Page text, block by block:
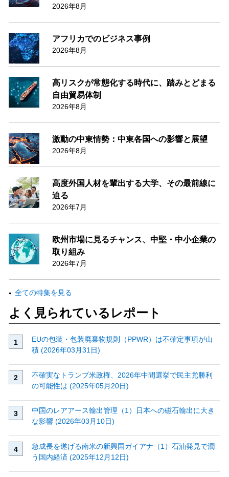
2026年8月
アフリカでのビジネス事例
2026年8月
高リスクが常態化する時代に、踏みとどまる
自由貿易体制
2026年8月
激動の中東情勢：中東各国への影響と展望
2026年8月
高度外国人材を輩出する大学、その最前線に
迫る
2026年7月
欧州市場に見るチャンス、中堅・中小企業の
取り組み
2026年7月
全ての特集を見る
よく見られているレポート
EUの包装・包装廃棄物規則（PPWR）は不確定事項が山
積 (2026年03月31日)
不確実なトランプ米政権、2026年中間選挙で民主党勝利
の可能性は (2025年05月20日)
中国のレアアース輸出管理（1）日本への磁石輸出に大き
な影響 (2026年03月10日)
急成長を遂げる南米の新興国ガイアナ（1）石油発見で潤
う国内経済 (2025年12月12日)